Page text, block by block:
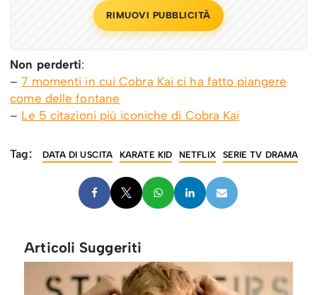
RIMUOVI PUBBLICITÀ
Non perderti:
–7 momenti in cui Cobra Kai ci ha fatto piangere
come delle fontane
– Le 5 citazioni più iconiche di Cobra Kai
Tag: DATA DI USCITA KARATE KID NETFLIX SERIE TV DRAMA
Articoli Suggeriti